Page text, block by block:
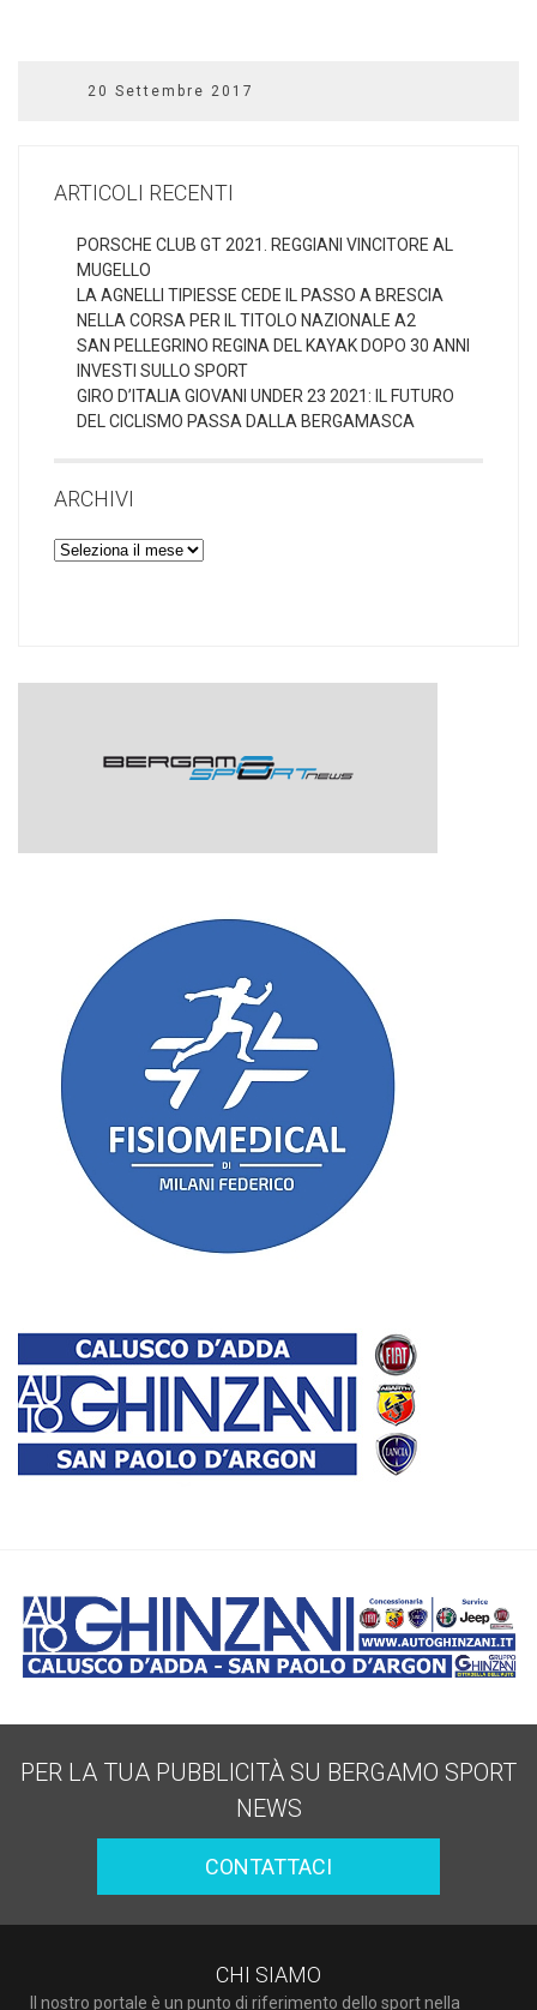
20 Settembre 2017
ARTICOLI RECENTI
PORSCHE CLUB GT 2021. REGGIANI VINCITORE AL
MUGELLO
LA AGNELLI TIPIESSE CEDE IL PASSO A BRESCIA
NELLA CORSA PER IL TITOLO NAZIONALE A2
SAN PELLEGRINO REGINA DEL KAYAK DOPO 30 ANNI
INVESTI SULLO SPORT
GIRO D’ITALIA GIOVANI UNDER 23 2021: IL FUTURO
DEL CICLISMO PASSA DALLA BERGAMASCA
ARCHIVI
Archivi
PER LA TUA PUBBLICITÀ SU BERGAMO SPORT
NEWS
CONTATTACI
CHI SIAMO
Il nostro portale è un punto di riferimento dello sport nella